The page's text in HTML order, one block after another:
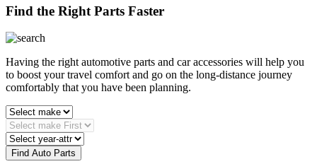
Find the Right Parts Faster
Having the right automotive parts and car accessories will help you
to boost your travel comfort and go on the long-distance journey
comfortably that you have been planning.
Find Auto Parts